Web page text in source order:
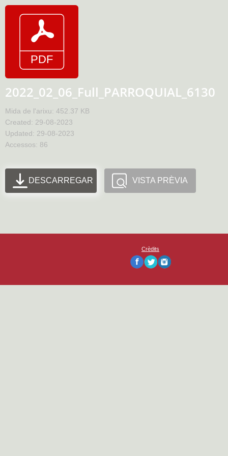
2022_02_06_Full_PARROQUIAL_6130
Mida de l'arixu: 452.37 KB
Created: 29-08-2023
Updated: 29-08-2023
Accessos: 86
DESCARREGAR VISTA PRÈVIA
Crèdits